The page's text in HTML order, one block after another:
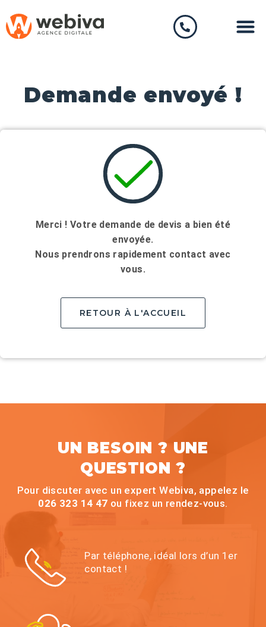
Demande envoyé !
Merci ! Votre demande de devis a bien été
envoyée.
Nous prendrons rapidement contact avec
vous.
RETOUR À L'ACCUEIL
UN BESOIN ? UNE
QUESTION ?
Pour discuter avec un expert Webiva, appelez le
026 323 14 47 ou fixez un rendez-vous.
Par téléphone, idéal lors d’un 1er
contact !